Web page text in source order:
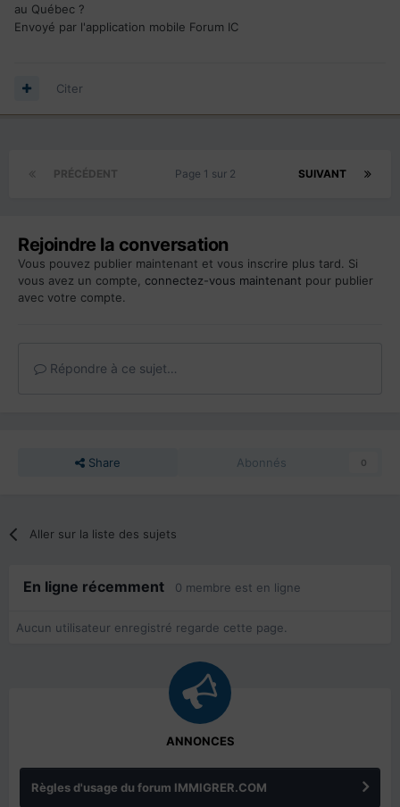
au Québec ?
Envoyé par l'application mobile Forum IC
Citer
PRÉCÉDENT SUIVANT
Page 1 sur 2
Rejoindre la conversation
Vous pouvez publier maintenant et vous inscrire plus tard. Si
vous avez un compte, connectez-vous maintenant pour publier
avec votre compte.
Répondre à ce sujet…
Share Abonnés 0
Aller sur la liste des sujets
En ligne récemment 0 membre est en ligne
Aucun utilisateur enregistré regarde cette page.
ANNONCES
Règles d'usage du forum IMMIGRER.COM